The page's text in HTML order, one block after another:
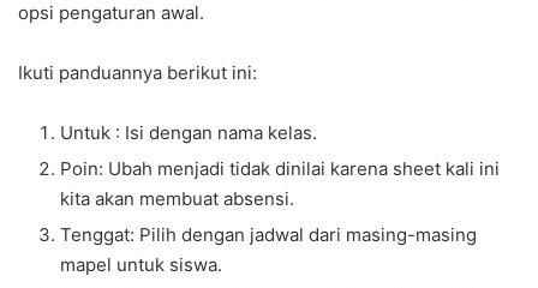
opsi pengaturan awal.
Ikuti panduannya berikut ini:
Untuk : Isi dengan nama kelas.
Poin: Ubah menjadi tidak dinilai karena sheet kali ini
kita akan membuat absensi.
Tenggat: Pilih dengan jadwal dari masing-masing
mapel untuk siswa.